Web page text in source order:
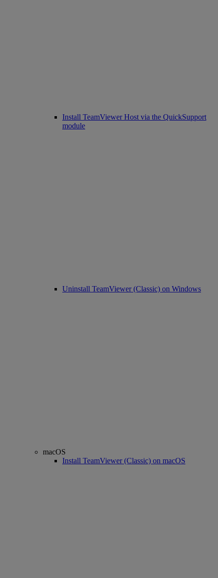
Install TeamViewer Host via the QuickSupport
module
Uninstall TeamViewer (Classic) on Windows
macOS
Install TeamViewer (Classic) on macOS